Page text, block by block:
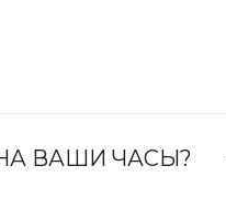
ВАШИ ЧАСЫ?